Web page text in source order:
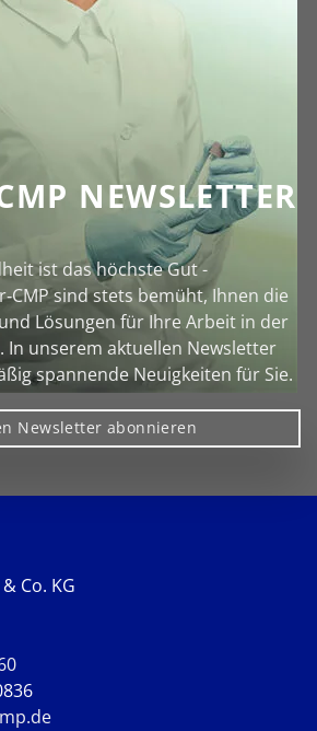
NEWSLETTER
ist das höchste Gut -
sind stets bemüht, Ihnen die
Lösungen für Ihre Arbeit in der
In unserem aktuellen Newsletter
spannende Neuigkeiten für Sie.
Newsletter abonnieren
Co. KG